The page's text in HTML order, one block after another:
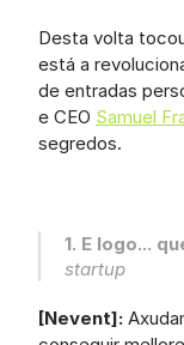
Desta volta
está a
de entradas
e CEO Samuel
segredos.
1. E logo...
startup
[Nevent]: